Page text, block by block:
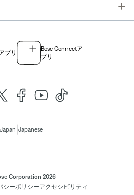
プリ
Bose Connectア
プリ
Japan Japanese
Corporation 2026
シーポリシーアクセシビリティ